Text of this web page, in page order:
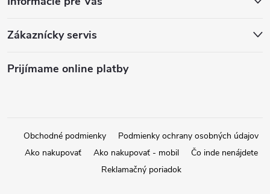
Zákaznícky servis
Prijímame online platby
Obchodné podmienky
Podmienky ochrany osobných údajov
Ako nakupovať
Ako nakupovať - mobil
Čo inde nenájdete
Reklamačný poriadok